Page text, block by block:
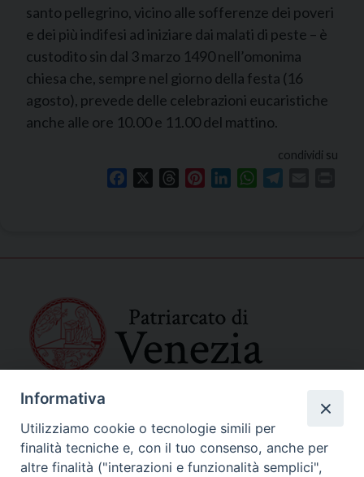
santo pellegrino, vicino alle sofferenze dei poveri
e dei più indifesi ad iniziare dai malati di peste – è
custodito sin dal 3 marzo 1490 nell’omonima
chiesa che, sempre nel giorno della festa (16
agosto), prevede delle celebrazioni eucaristiche
anche alle ore 10.00 e 11.00 del mattino.
condividi su
Facebook ThreadsPinterestLinkedInWhatsApp
SEDE PRINCIPALE
Palazzo Patriarcale
San Marco, 320/A – 30124 Venezia
Tel. 041-2702411
Informativa
Utilizziamo cookie o tecnologie simili per
finalità tecniche e, con il tuo consenso, anche per
altre finalità ("interazioni e funzionalità semplici",